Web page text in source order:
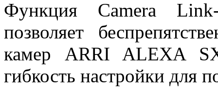
Функция Camera
позволяет
камер ARRI ALEXA
гибкость настройки для